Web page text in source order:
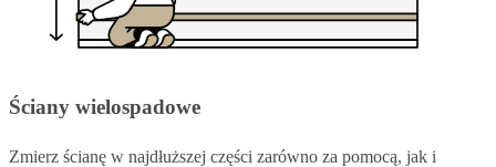
Ściany wielospadowe
Zmierz ścianę w najdłuższej części zarówno za pomocą, jak i